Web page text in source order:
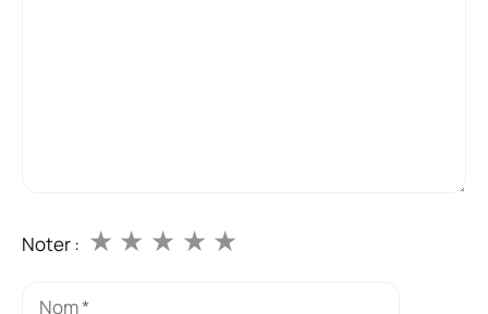
Noter : ★
★
★
★
★
Nom